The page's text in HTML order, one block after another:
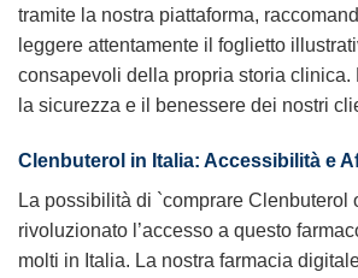
tramite la nostra piattaforma,
leggere attentamente il foglietto
consapevoli della propria storia clinica.
la sicurezza e il benessere dei nostri
Clenbuterol in Italia: Accessibilità e
La possibilità di `comprare Clenbuterol
rivoluzionato l’accesso a questo
molti in Italia. La nostra farmacia